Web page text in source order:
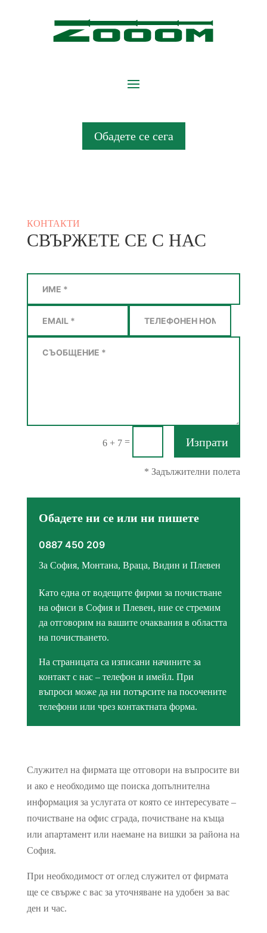
Обадете се сега
КОНТАКТИ
СВЪРЖЕТЕ СЕ С НАС
6 + 7 = Изпрати
* Задължителни полета
Обадете ни се или ни пишете
0887 450 209
За София, Монтана, Враца, Видин и Плевен
Като една от водещите фирми за почистване
на офиси в София и Плевен, ние се стремим
да отговорим на вашите очаквания в областта
на почистването.
На страницата са изписани начините за
контакт с нас – телефон и имейл. При
въпроси може да ни потърсите на посочените
телефони или чрез контактната форма.
Служител на фирмата ще отговори на въпросите ви
и ако е необходимо ще поиска допълнителна
информация за услугата от която се интересувате –
почистване на офис сграда, почистване на къща
или апартамент или наемане на вишки за района на
София.
При необходимост от оглед служител от фирмата
ще се свърже с вас за уточняване на удобен за вас
ден и час.
Необходими
уебсайта въз
се използва
Преживяване
нашият
уебсайт
възможно най-
добре по време
на вашето
Ако откажете
бисквитки,
някои
изчезнат от
Като споделяте
вашите интереси
докато
посещавате
увеличавате
шанса да видите
оферти.